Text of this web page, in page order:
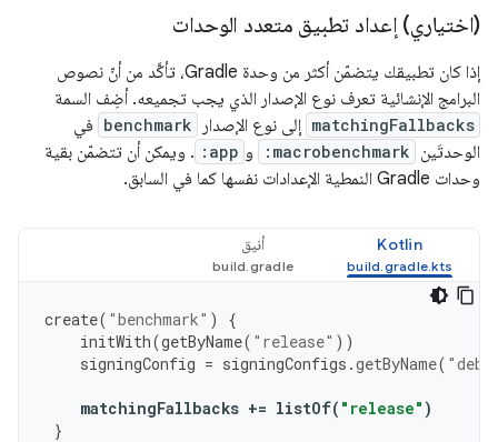
(اختياري) إعداد تطبيق متعدد الوحدات
إذا كان تطبيقك يتضمّن أكثر من وحدة Gradle، تأكَّد من أنّ نصوص
البرامج الإنشائية تعرف نوع الإصدار الذي يجب تجميعه. أضِف السمة
matchingFallbacks إلى نوع الإصدار benchmark في
الوحدتَين :macrobenchmark و :app . ويمكن أن تتضمّن بقية
وحدات Gradle النمطية الإعدادات نفسها كما في السابق.
Kotlin أنيق
create( "benchmark" )
{
initWith(getByName( "release" ))
signingConfig = signingConfigs .getByName(
matchingFallbacks += listOf( "release" )
}